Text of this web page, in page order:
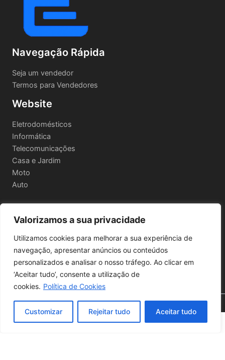
Valorizamos a sua privacidade
Utilizamos cookies para melhorar a sua experiência de
navegação, apresentar anúncios ou conteúdos
personalizados e analisar o nosso tráfego. Ao clicar em
‘Aceitar tudo’, consente a utilização de
cookies. Política de Cookies
Customizar Rejeitar tudo Aceitar tudo
Navegação Rápida
Seja um vendedor
Termos para Vendedores
Website
Eletrodomésticos
Informática
Telecomunicações
Casa e Jardim
Moto
Auto
Informações Legais
Política de privacidade
Termos e Condições
Política de Envio e Devoluções
Copyright © 2026 | Powered byAstra WordPress Theme